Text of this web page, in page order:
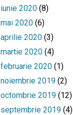
iunie 2020 (8)
mai 2020 (6)
aprilie 2020 (3)
martie 2020 (4)
februarie 2020 (1)
noiembrie 2019 (2)
octombrie 2019 (12)
septembrie 2019 (4)